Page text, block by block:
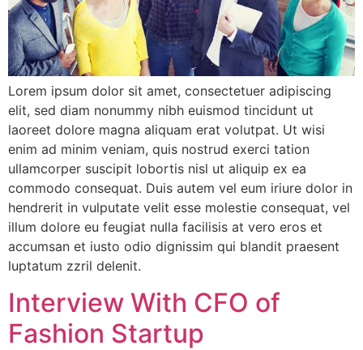
Lorem ipsum dolor sit amet, consectetuer adipiscing
elit, sed diam nonummy nibh euismod tincidunt ut
laoreet dolore magna aliquam erat volutpat. Ut wisi
enim ad minim veniam, quis nostrud exerci tation
ullamcorper suscipit lobortis nisl ut aliquip ex ea
commodo consequat. Duis autem vel eum iriure dolor in
hendrerit in vulputate velit esse molestie consequat, vel
illum dolore eu feugiat nulla facilisis at vero eros et
accumsan et iusto odio dignissim qui blandit praesent
luptatum zzril delenit.
Interview With CFO of
Fashion Startup